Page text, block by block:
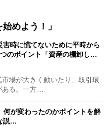
めよう！」
害時に慌てないために平時から
のポイント「資産の棚卸し…
場が大きく動いたり、取引環
る。一方…
が変わったのかポイントを解
説…